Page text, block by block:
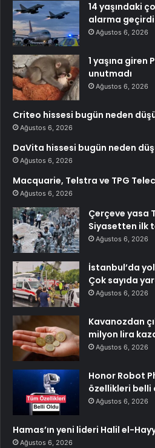
14 yaşındaki
alarma geçirdi
Ağustos 6, 2026
1 yaşına giren
unutmadı
Ağustos 6, 2026
Criteo hissesi bugün neden
Ağustos 6, 2026
DaVita hissesi bugün neden
Ağustos 6, 2026
Macquarie, Telstra ve TPG
Ağustos 6, 2026
Çerçeve yasa
Siyasetten ilk
Ağustos 6, 2026
İstanbul’da
Çok sayıda
Ağustos 6, 2026
Kavanozdan
milyon lira
Ağustos 6, 2026
Honor Robot
özellikleri belli
Ağustos 6, 2026
Hamas’ın yeni lideri Halil el-
Ağustos 6, 2026